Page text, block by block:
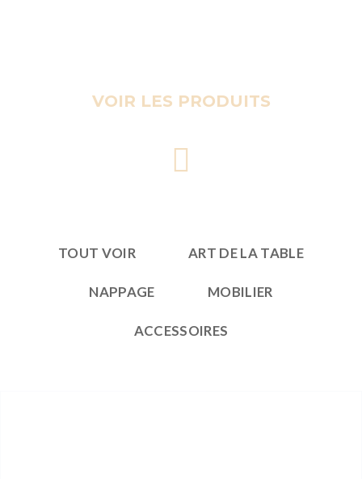
VOIR LES PRODUITS
TOUT VOIR ART DE LA TABLE
NAPPAGE MOBILIER
ACCESSOIRES